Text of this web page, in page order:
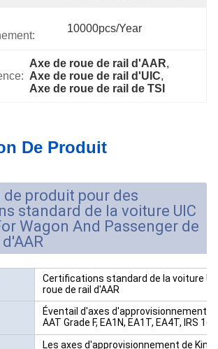
10000pcs/year
Axe de roue de rail d'AAR,
Axe de roue de rail d'UIC,
Axe de roue de rail de TSI
De Produit
produit pour des
standard de la voiture UIC
Wagon And Passenger de
Certifications standard de la voiture
roue de rail d'AAR
Éventail d'axes d'approvisionnement
AAT Grade F, EA1N, EA1T, EA4T, IRS
Les axes d'approvisionnement de